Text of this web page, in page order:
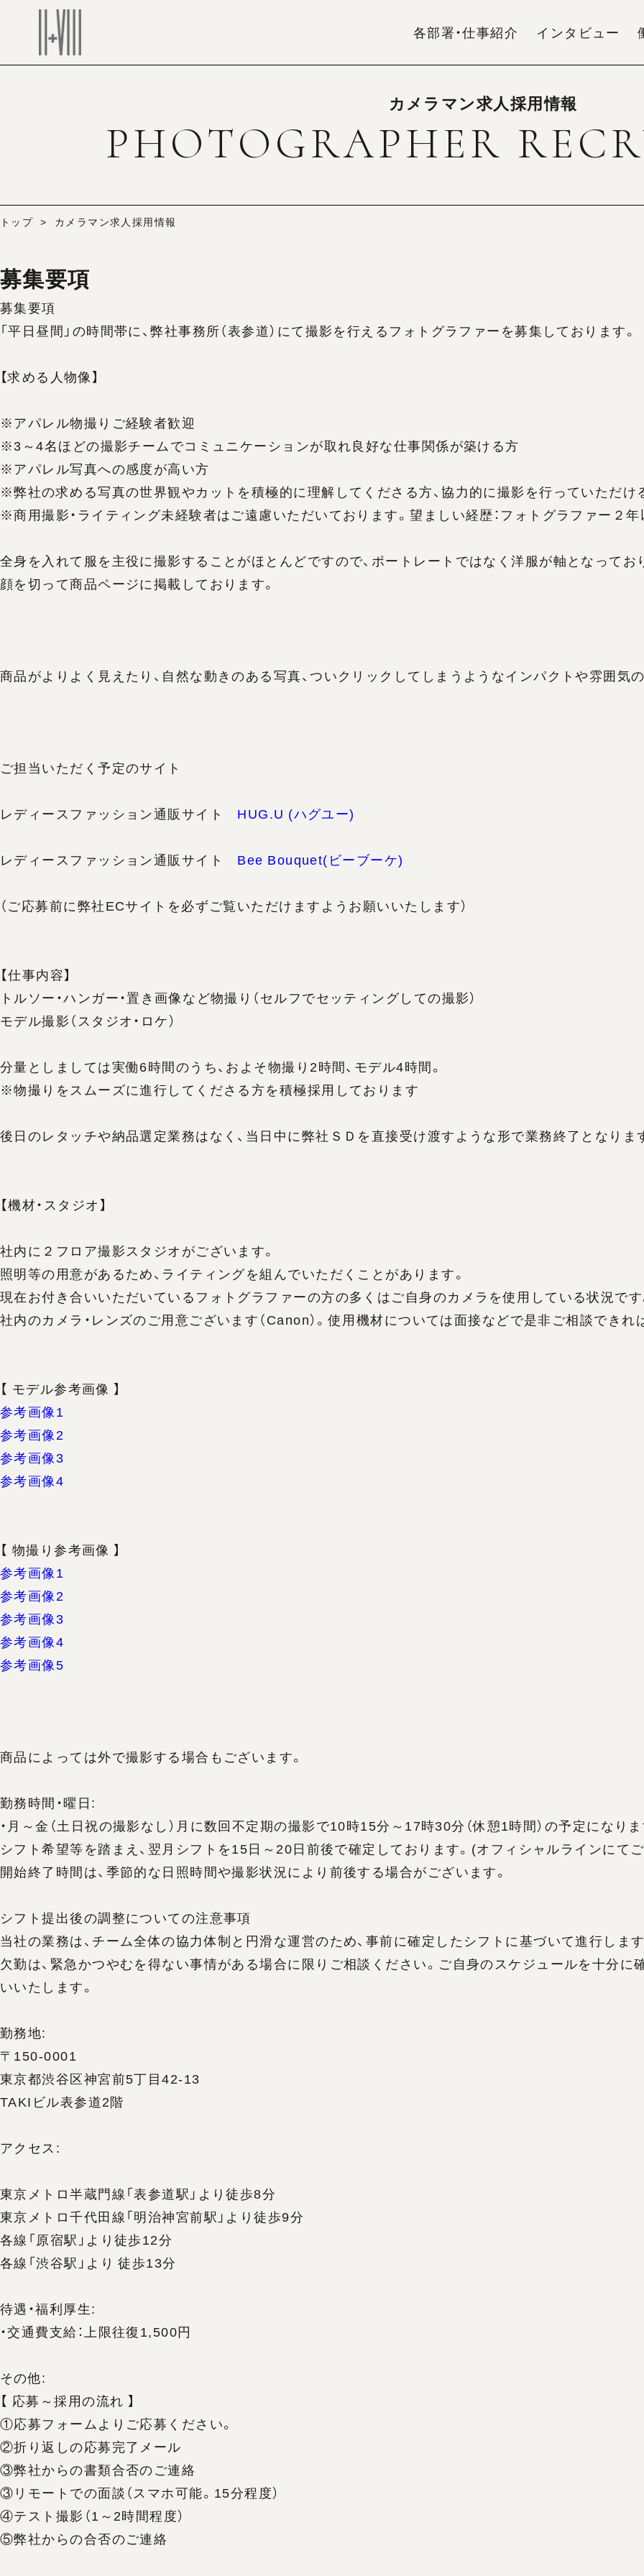
各部署・仕事紹介 インタビュー
カメラマン求人採用情報
PHOTOGRAPHER
トップ カメラマン求人採用情報
募集要項
募集要項
「平日昼間」の時間帯に、弊社事務所（表参道）にて撮影を行えるフォトグラファーを募集しております。
【求める人物像】
※アパレル物撮りご経験者歓迎
※3～4名ほどの撮影チームでコミュニケーションが取れ良好な仕事関係が築ける方
※アパレル写真への感度が高い方
※弊社の求める写真の世界観やカットを積極的に理解してくださる方、協力的に撮影を行っていただけ
※商用撮影・ライティング未経験者はご遠慮いただいております。望ましい経歴：フォトグラファー２
全身を入れて服を主役に撮影することがほとんどですので、ポートレートではなく洋服が軸となってお
顔を切って商品ページに掲載しております。
商品がよりよく見えたり、自然な動きのある写真、ついクリックしてしまうようなインパクトや雰囲気
ご担当いただく予定のサイト
レディースファッション通販サイト HUG.U (ハグユー)
レディースファッション通販サイト Bee Bouquet(ビーブーケ)
（ご応募前に弊社ECサイトを必ずご覧いただけますようお願いいたします）
【仕事内容】
トルソー・ハンガー・置き画像など物撮り（セルフでセッティングしての撮影）
モデル撮影（スタジオ・ロケ）
分量としましては実働6時間のうち、およそ物撮り2時間、モデル4時間。
※物撮りをスムーズに進行してくださる方を積極採用しております
後日のレタッチや納品選定業務はなく、当日中に弊社ＳＤを直接受け渡すような形で業務終了となりま
【機材・スタジオ】
社内に２フロア撮影スタジオがございます。
照明等の用意があるため、ライティングを組んでいただくことがあります。
現在お付き合いいただいているフォトグラファーの方の多くはご自身のカメラを使用している状況です
社内のカメラ・レンズのご用意ございます（Canon）。使用機材については面接などで是非ご相談できれ
【 モデル参考画像 】
参考画像1
参考画像2
参考画像3
参考画像4
【 物撮り参考画像 】
参考画像1
参考画像2
参考画像3
参考画像4
参考画像5
商品によっては外で撮影する場合もございます。
勤務時間・曜日:
・月～金（土日祝の撮影なし）月に数回不定期の撮影で10時15分～17時30分（休憩1時間）の予定になり
シフト希望等を踏まえ、翌月シフトを15日～20日前後で確定しております。(オフィシャルラインにて
開始終了時間は、季節的な日照時間や撮影状況により前後する場合がございます。
シフト提出後の調整についての注意事項
当社の業務は、チーム全体の協力体制と円滑な運営のため、事前に確定したシフトに基づいて進行しま
欠勤は、緊急かつやむを得ない事情がある場合に限りご相談ください。ご自身のスケジュールを十分
いいたします。
勤務地:
〒150-0001
東京都渋谷区神宮前5丁目42-13
TAKIビル表参道2階
アクセス:
東京メトロ半蔵門線「表参道駅」より徒歩8分
東京メトロ千代田線「明治神宮前駅」より徒歩9分
各線「原宿駅」より徒歩12分
各線「渋谷駅」より 徒歩13分
待遇・福利厚生:
・交通費支給：上限往復1,500円
その他:
【 応募～採用の流れ 】
①応募フォームよりご応募ください。
②折り返しの応募完了メール
③弊社からの書類合否のご連絡
③リモートでの面談（スマホ可能。15分程度）
④テスト撮影（1～2時間程度）
⑤弊社からの合否のご連絡